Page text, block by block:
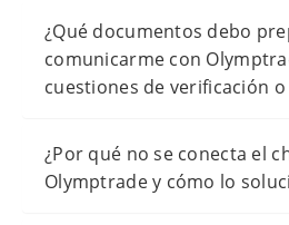
¿Qué documentos debo
comunicarme con
cuestiones de verificación
¿Por qué no se conecta el
Olymptrade y cómo lo